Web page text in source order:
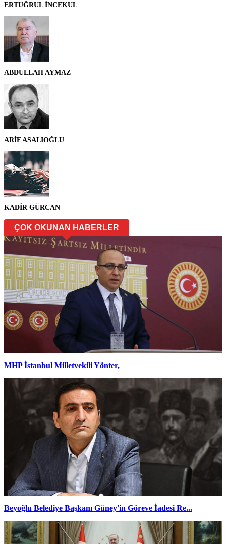
ERTUĞRUL İNCEKUL
ABDULLAH AYMAZ
ARİF ASALIOĞLU
KADİR GÜRCAN
ÇOK OKUNAN HABERLER
MHP İstanbul Milletvekili Yönter,
Beyoğlu Belediye Başkanı Güney'in Göreve İadesi Re...